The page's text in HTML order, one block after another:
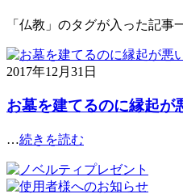
「仏教」のタグが入った記事
2017年12月31日
お墓を建てるのに縁起が
…続きを読む